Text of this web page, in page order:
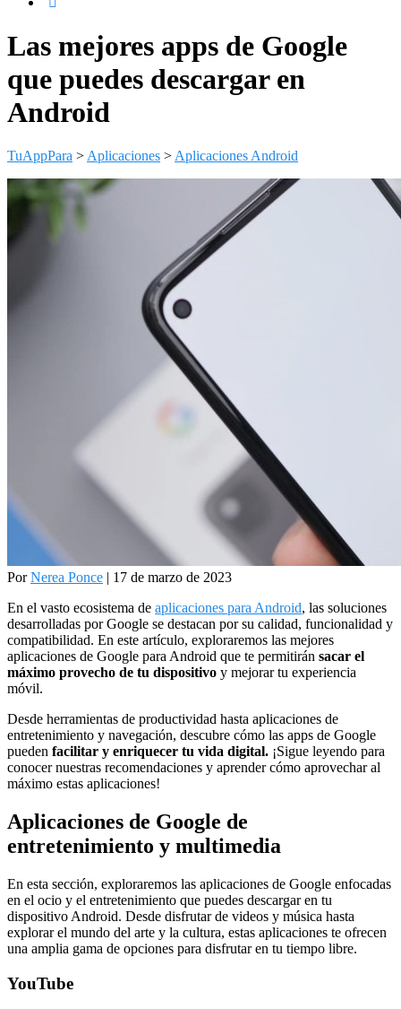
Las mejores apps de Google
que puedes descargar en
Android
TuAppPara > Aplicaciones > Aplicaciones Android
PorNerea Ponce | 17 de marzo de 2023
En el vasto ecosistema de aplicaciones para Android, las soluciones
desarrolladas por Google se destacan por su calidad, funcionalidad y
compatibilidad. En este artículo, exploraremos las mejores
aplicaciones de Google para Android que te permitirán sacar el
máximo provecho de tu dispositivo y mejorar tu experiencia
móvil.
Desde herramientas de productividad hasta aplicaciones de
entretenimiento y navegación, descubre cómo las apps de Google
pueden facilitar y enriquecer tu vida digital. ¡Sigue leyendo para
conocer nuestras recomendaciones y aprender cómo aprovechar al
máximo estas aplicaciones!
Aplicaciones de Google de
entretenimiento y multimedia
En esta sección, exploraremos las aplicaciones de Google enfocadas
en el ocio y el entretenimiento que puedes descargar en tu
dispositivo Android. Desde disfrutar de videos y música hasta
explorar el mundo del arte y la cultura, estas aplicaciones te ofrecen
una amplia gama de opciones para disfrutar en tu tiempo libre.
YouTube